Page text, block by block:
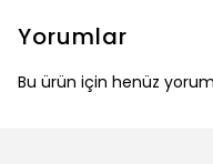
Yorumlar
Bu ürün için henüz